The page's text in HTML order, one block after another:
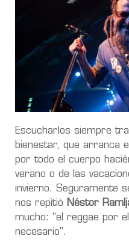
Escucharlos siempre
bienestar, que arranca
por todo el cuerpo
verano o de las
invierno. Seguramente
nos repitió
Néstor
mucho: "el reggae por
necesario".